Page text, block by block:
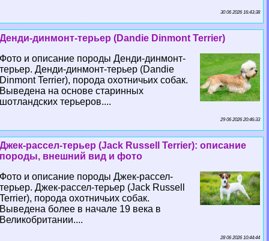
30 06 2026 16:43:38
Денди-динмонт-терьер (Dandie Dinmont Terrier)
Фото и описание породы Денди-динмонт-
терьер. Денди-динмонт-терьер (Dandie
Dinmont Terrier), порода охотничьих собак.
Выведена на основе старинных
шотландских терьеров....
29 06 2026 20:46:33
Джек-рассел-терьер (Jack Russell Terrier): описание
породы, внешний вид и фото
Фото и описание породы Джек-рассел-
терьер. Джек-рассел-терьер (Jack Russell
Terrier), порода охотничьих собак.
Выведена более в начале 19 века в
Великобритании....
28 06 2026 10:44:44